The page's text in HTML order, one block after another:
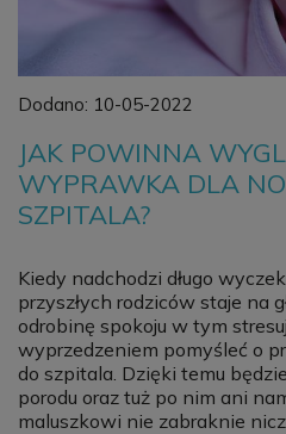
Dodano: 10-05-2022
JAK POWINNA
WYPRAWKA DLA
SZPITALA?
Kiedy nadchodzi długo
przyszłych rodziców staje na
odrobinę spokoju w tym
wyprzedzeniem pomyśleć o
do szpitala. Dzięki temu
porodu oraz tuż po nim ani
maluszkowi nie zabraknie